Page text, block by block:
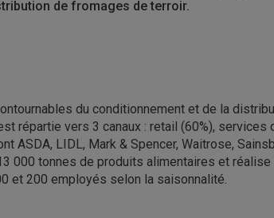
de fromages de terroir.
du conditionnement et de la
répartie vers 3 canaux : retail (60%), services
ASDA, LIDL, Mark & Spencer, Waitrose,
000 tonnes de produits alimentaires et réalise
et 200 employés selon la saisonnalité.